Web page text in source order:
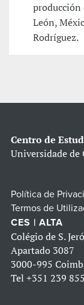
producción
León,
Rodríguez.
Centro de
Universidade de
Política de
Termos de
CES | ALTA
Colégio de S.
Apartado 3087
3000-995
Tel +351 239